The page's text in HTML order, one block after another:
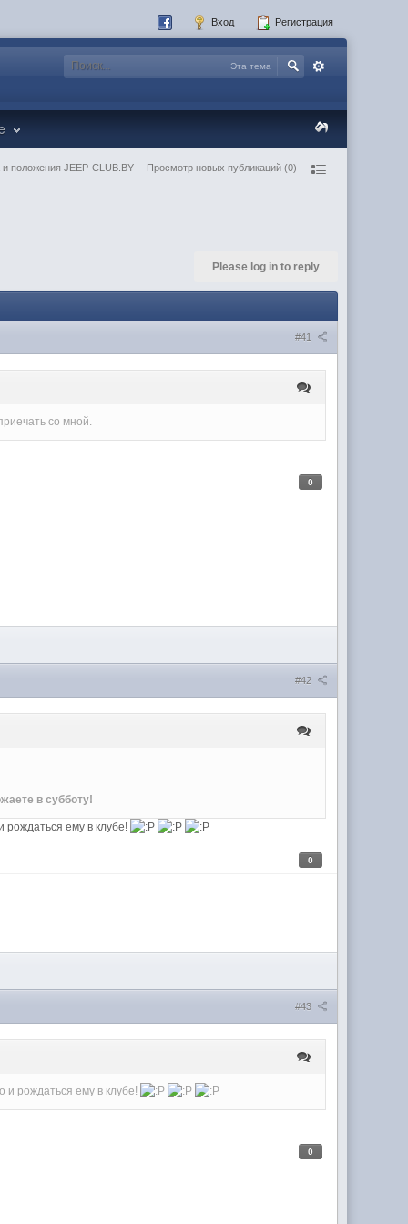
Вход Регистрация
Эта тема
положения JEEP-CLUB.BY Просмотр новых публикаций (0)
Please log in to reply
#41
со мной.
0
#42
в субботу!
рождаться ему в клубе!
0
#43
и рождаться ему в клубе!
0